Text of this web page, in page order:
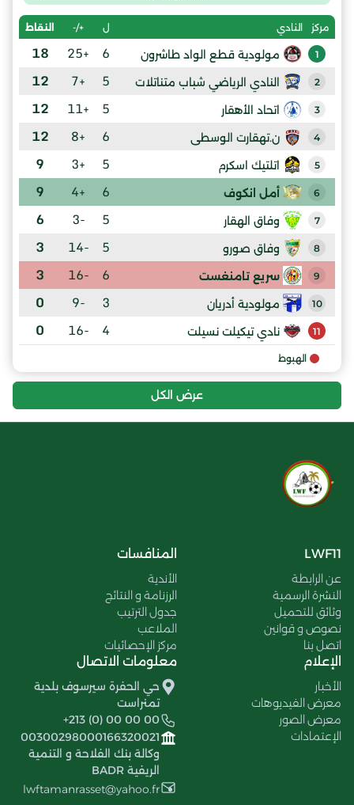
مركز النادي ل +/- النقاط
1 مولودية قطع الواد طاشرون 6
+25
18
2 النادي الرياضي شباب متناتلات 5
+7
12
3 اتحاد الأهقار 5
+11
12
4 ن.تهقارت الوسطى 6
+8
12
5 اتلتيك اسكرم 5
+3
9
6 أمل انكوف 6
+4
9
7 وفاق الهقار 5
-3
6
8 وفاق صورو 5
-14
3
9 سريع تامنغست 6
-16
3
10 مولودية أدريان 3
-9
0
11 نادي تيكيلت نسيلت 4
-16
0
الهبوط
عرض الكل
LWF11
عن الرابطة
النشرة الرسمية
وثائق للتحميل
نصوص و قوانين
اتصل بنا
المنافسات
الأندية
الرزنامة و النتائج
جدول الترتيب
الملاعب
مركز الإحصائيات
الإعلام
الأخبار
معرض الفيديوهات
معرض الصور
الإعتمادات
معلومات الاتصال
حي الحفرة سيرسوف بلدية
تمنراست
+213 (0) 00 00 00
00300298000166320021
وكالة بنك الفلاحة و التنمية
الريفية BADR
lwftamanrasset@yahoo.fr